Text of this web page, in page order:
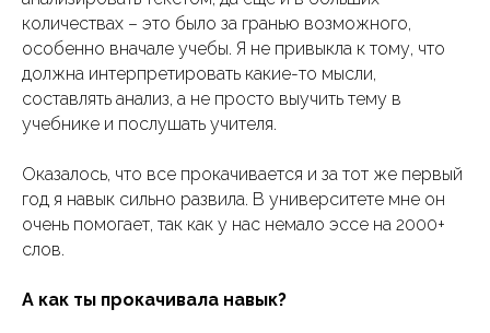
количествах – это было за гранью возможного,
особенно вначале учебы. Я не привыкла к тому, что
должна интерпретировать какие-то мысли,
составлять анализ, а не просто выучить тему в
учебнике и послушать учителя.
Оказалось, что все прокачивается и за тот же первый
год я навык сильно развила. В университете мне он
очень помогает, так как у нас немало эссе на 2000+
слов.
А как ты прокачивала навык?